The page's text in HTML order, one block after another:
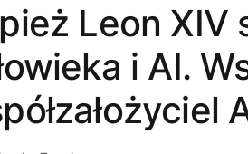
Leon
i AI.